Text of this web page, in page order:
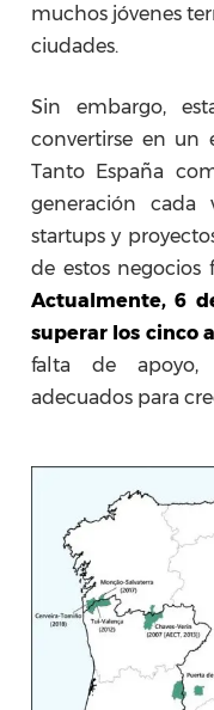
muchos jóvenes
ciudades.
Sin embargo,
convertirse en un
Tanto España
generación cada
startups y
de estos negocios
Actualmente, 6
superar los cinco
falta de apoyo,
adecuados para